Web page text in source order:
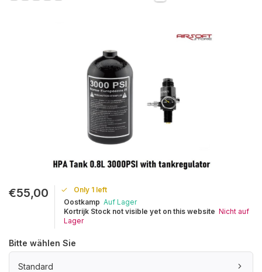
€55,00
Only 1 left
Oostkamp Auf Lager
Kortrijk Stock not visible yet on this website Nicht auf
Lager
Bitte wählen Sie
Standard